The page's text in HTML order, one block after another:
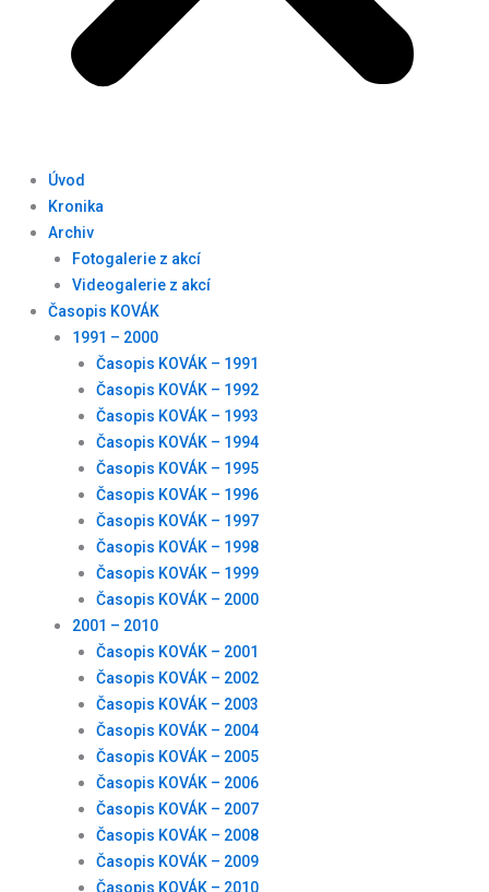
Úvod
Kronika
Archiv
Fotogalerie z akcí
Videogalerie z akcí
Časopis KOVÁK
1991 – 2000
Časopis KOVÁK – 1991
Časopis KOVÁK – 1992
Časopis KOVÁK – 1993
Časopis KOVÁK – 1994
Časopis KOVÁK – 1995
Časopis KOVÁK – 1996
Časopis KOVÁK – 1997
Časopis KOVÁK – 1998
Časopis KOVÁK – 1999
Časopis KOVÁK – 2000
2001 – 2010
Časopis KOVÁK – 2001
Časopis KOVÁK – 2002
Časopis KOVÁK – 2003
Časopis KOVÁK – 2004
Časopis KOVÁK – 2005
Časopis KOVÁK – 2006
Časopis KOVÁK – 2007
Časopis KOVÁK – 2008
Časopis KOVÁK – 2009
Časopis KOVÁK – 2010